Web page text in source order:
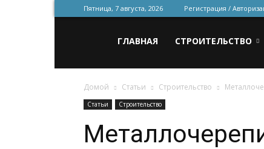
Пятница, 7 августа, 2026 Регистрация /
для
строительства
ГЛАВНАЯ СТРОИТЕЛЬСТВО
Домой Статьи Строительство
Статьи Строительство